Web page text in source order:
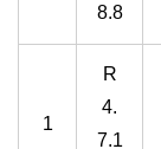
8.8
1
R
4.
7.1